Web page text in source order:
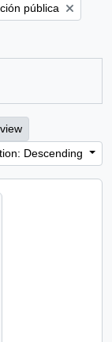
pública
Descending